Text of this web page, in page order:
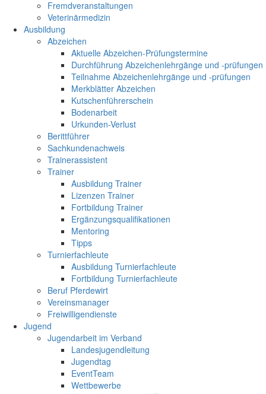
Fremdveranstaltungen
Veterinärmedizin
Ausbildung
Abzeichen
Aktuelle Abzeichen-Prüfungstermine
Durchführung Abzeichenlehrgänge und -prüfungen
Teilnahme Abzeichenlehrgänge und -prüfungen
Merkblätter Abzeichen
Kutschenführerschein
Bodenarbeit
Urkunden-Verlust
Berittführer
Sachkundenachweis
Trainerassistent
Trainer
Ausbildung Trainer
Lizenzen Trainer
Fortbildung Trainer
Ergänzungsqualifikationen
Mentoring
Tipps
Turnierfachleute
Ausbildung Turnierfachleute
Fortbildung Turnierfachleute
Beruf Pferdewirt
Vereinsmanager
Freiwilligendienste
Jugend
Jugendarbeit im Verband
Landesjugendleitung
Jugendtag
EventTeam
Wettbewerbe